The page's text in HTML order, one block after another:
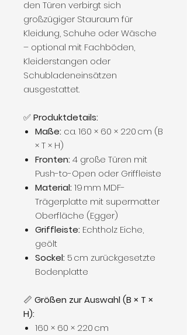
den Türen verbirgt sich
großzügiger Stauraum für
Kleidung, Schuhe oder Wäsche
– optional mit Fachböden,
Kleiderstangen oder
Schubladeneinsätzen
ausgestattet.
✅Produktdetails:
Maße: ca. 160 × 60 × 220 cm (B
× T × H)
Fronten: 4 große Türen mit
Push-to-Open oder Griffleiste
Material: 19 mm MDF-
Trägerplatte mit supermatter
Oberfläche (Egger)
Griffleiste: Echtholz Eiche,
geölt
Sockel: 5 cm zurückgesetzte
Bodenplatte
📏 Größen zur Auswahl (B × T ×
H):
160 × 60 × 220 cm